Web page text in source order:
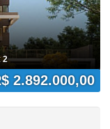
2
2.892.000,00